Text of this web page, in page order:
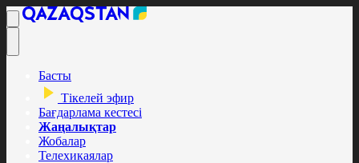
Басты
Тікелей эфир
Бағдарлама кестесі
Жаңалықтар
Жобалар
Телехикаялар